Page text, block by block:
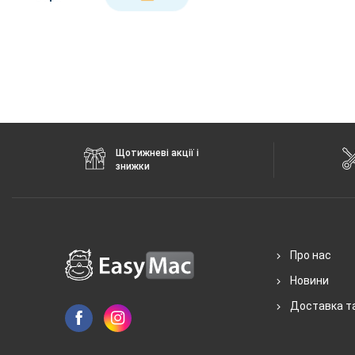
Щотижневі акції і
знижки
Про нас
Новини
Доставка